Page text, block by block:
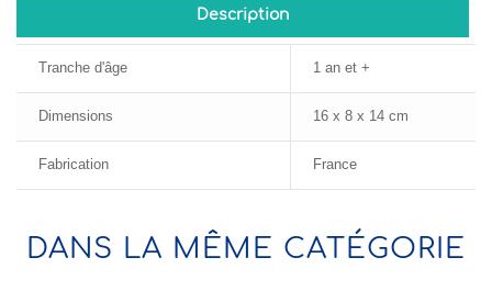
Description
Tranche d'âge 1 an et +
Dimensions 16 x 8 x 14 cm
Fabrication France
DANS LA MÊME CATÉGORIE